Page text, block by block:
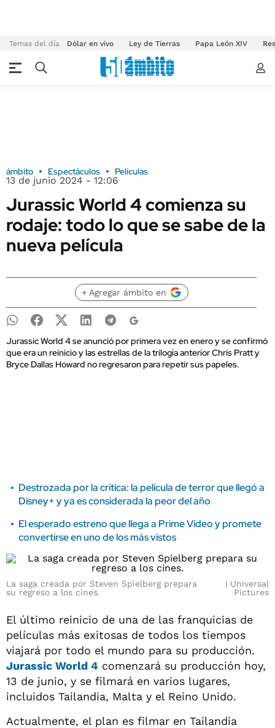
Temas del día Dólar en vivo Ley de Tierras Papa León XIV
ámbito Espectáculos Películas
13 de junio 2024 - 12:06
Jurassic World 4 comienza su
rodaje: todo lo que se sabe de la
nueva película
+ Agregar ámbito en
Jurassic World 4 se anunció por primera vez en enero y se confirmó
que era un reinicio y las estrellas de la trilogía anterior Chris Pratt y
Bryce Dallas Howard no regresaron para repetir sus papeles.
Destrozada por la crítica: la película de terror que llegó a
Disney+ y ya es considerada la peor del año
El esperado estreno que llega a Prime Video y promete
convertirse en uno de los más vistos
La saga creada por Steven Spielberg prepara
su regreso a los cines.
Universal
Pictures
El último reinicio de una de las franquicias de
películas más exitosas de todos los tiempos
viajará por todo el mundo para su producción.
Jurassic World 4 comenzará su producción hoy,
13 de junio, y se filmará en varios lugares,
incluidos Tailandia, Malta y el Reino Unido.
Actualmente, el plan es filmar en Tailandia